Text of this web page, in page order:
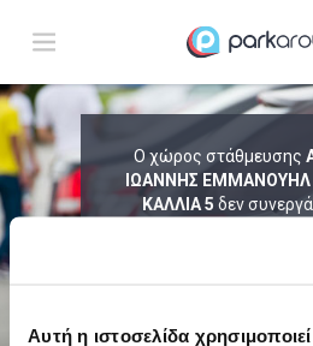
Αυτή η ιστοσελίδα
Ο χώρος στάθμευσης
ΙΩΑΝΝΗΣ
ΚΑΛΛΙΑ 5 δεν
PARKING.
ΑΠΟΤΕΛΕΣΜΑΤΑ
ΑΦΙΞΗ Παρ 07 Αυγ 04:15